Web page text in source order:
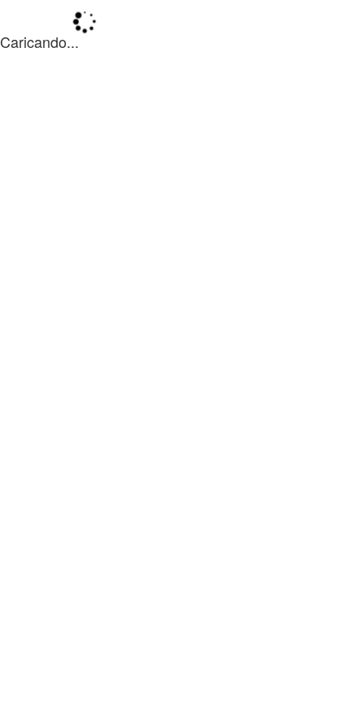
Caricando...